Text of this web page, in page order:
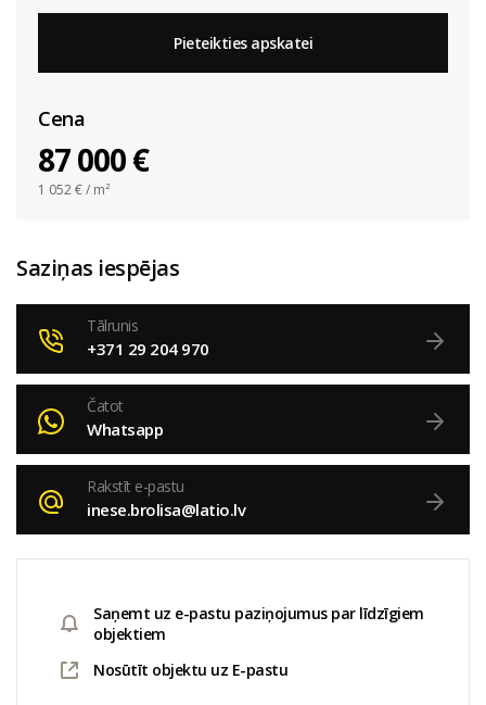
Pieteikties apskatei
Cena
87 000 €
1 052€ / m²
Saziņas iespējas
Tālrunis
+371 29 204 970
Čatot
Whatsapp
Rakstīt e-pastu
inese.brolisa@latio.lv
Saņemt uz e-pastu paziņojumus par līdzīgiem
objektiem
Nosūtīt objektu uz E-pastu